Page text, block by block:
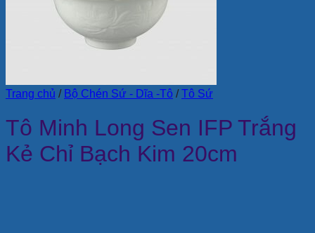
Trang chủ / Bộ Chén Sứ - Dĩa -Tô / Tô Sứ
Tô Minh Long Sen IFP Trắng
Kẻ Chỉ Bạch Kim 20cm